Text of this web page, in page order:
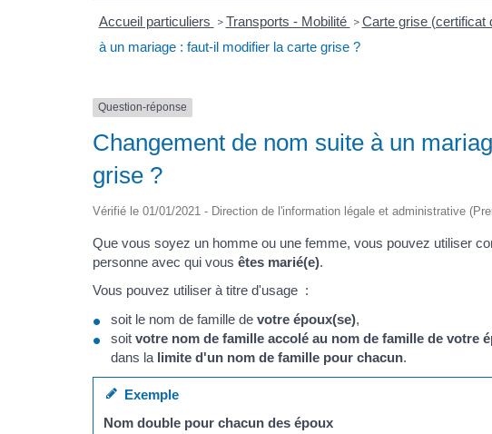
Accueil particuliers > Transports - Mobilité > Carte grise (certificat
à un mariage : faut-il modifier la carte grise ?
Question-réponse
Changement de nom suite à un
grise ?
Vérifié le 01/01/2021 - Direction de l'information légale et administrative
Que vous soyez un homme ou une femme, vous pouvez utiliser
personne avec qui vous êtes marié(e).
Vous pouvez utiliser à titre d'usage :
soit le nom de famille de votre époux(se),
soit votre nom de famille accolé au nom de famille de votre
dans la limite d'un nom de famille pour chacun.
Exemple
Nom double pour chacun des époux